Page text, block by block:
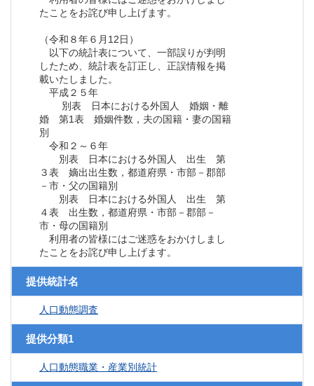
たことをお詫び申し上げます。
（令和８年６月12日）
以下の統計表について、一部誤りが判明
したため、統計表を訂正し、正誤情報を掲
載いたしました。
平成２５年
別表 日本における外国人 婚姻・離
婚 第1表 婚姻件数，夫の国籍・妻の国籍
別
令和２～６年
別表 日本における外国人 出生 第
３表 嫡出出生数，都道府県・市部－郡部
－市・父の国籍別
別表 日本における外国人 出生 第
４表 出生数，都道府県・市部－郡部－
市・母の国籍別
利用者の皆様にはご迷惑をおかけしまし
たことをお詫び申し上げます。
提供統計名
人口動態調査
提供分類1
人口動態職業・産業別統計